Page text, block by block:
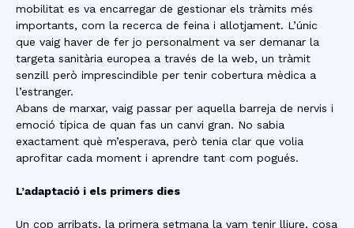
mobilitat es va encarregar de gestionar els tràmits més
importants, com la recerca de feina i allotjament. L’únic
que vaig haver de fer jo personalment va ser demanar la
targeta sanitària europea a través de la web, un tràmit
senzill però imprescindible per tenir cobertura mèdica a
l’estranger.
Abans de marxar, vaig passar per aquella barreja de nervis i
emoció típica de quan fas un canvi gran. No sabia
exactament què m’esperava, però tenia clar que volia
aprofitar cada moment i aprendre tant com pogués.
L’adaptació i els primers dies
Un cop arribats, la primera setmana la vam tenir lliure, cosa